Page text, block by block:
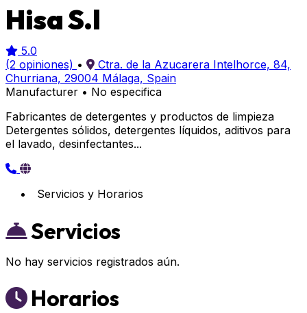
Hisa S.l
5.0
(2 opiniones) •
Ctra. de la Azucarera Intelhorce, 84,
Churriana, 29004 Málaga, Spain
Manufacturer • No especifica
Fabricantes de detergentes y productos de limpieza
Detergentes sólidos, detergentes líquidos, aditivos para
el lavado, desinfectantes...
Servicios y Horarios
Servicios
No hay servicios registrados aún.
Horarios